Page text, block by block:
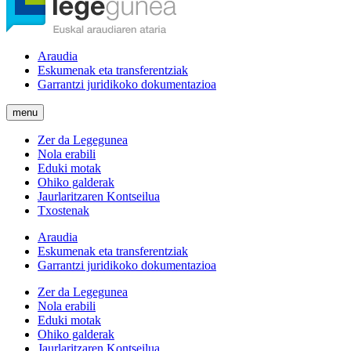
Araudia
Eskumenak eta transferentziak
Garrantzi juridikoko dokumentazioa
menu
Zer da Legegunea
Nola erabili
Eduki motak
Ohiko galderak
Jaurlaritzaren Kontseilua
Txostenak
Araudia
Eskumenak eta transferentziak
Garrantzi juridikoko dokumentazioa
Zer da Legegunea
Nola erabili
Eduki motak
Ohiko galderak
Jaurlaritzaren Kontseilua